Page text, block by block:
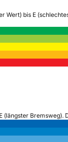
Wert) bis E